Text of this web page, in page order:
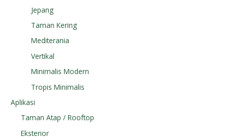
Jepang
Taman Kering
Mediterania
Vertikal
Minimalis Modern
Tropis Minimalis
Aplikasi
Taman Atap / Rooftop
Eksterior